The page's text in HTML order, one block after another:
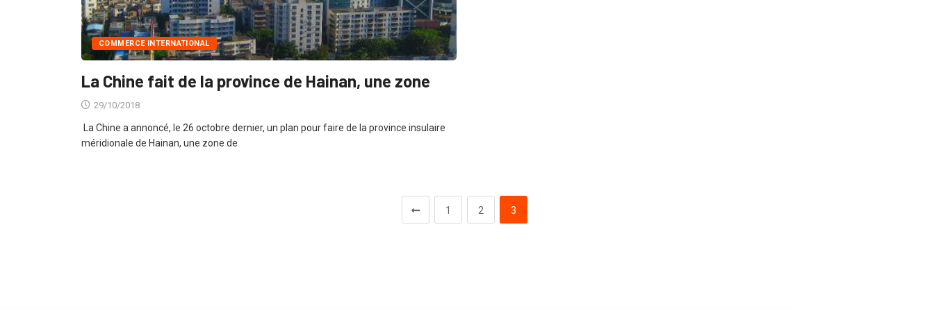
COMMERCE INTERNATIONAL
La Chine fait de la province de Hainan, une zone
29/10/2018
La Chine a annoncé, le 26 octobre dernier, un plan pour faire de la province insulaire
méridionale de Hainan, une zone de
1 2 3